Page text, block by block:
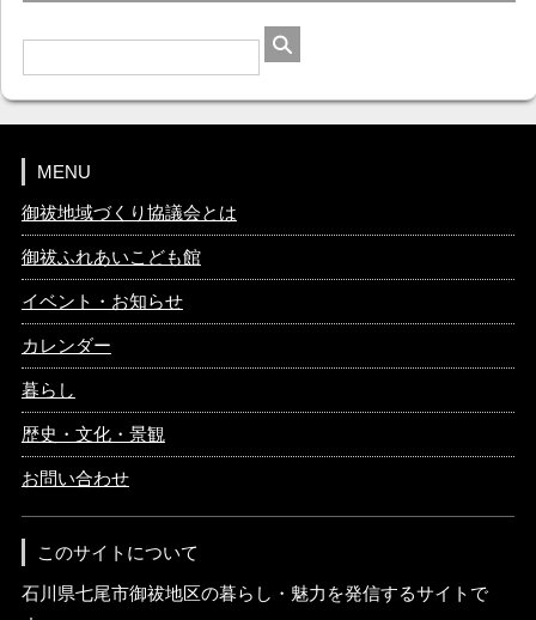
MENU
御祓地域づくり協議会とは
御祓ふれあいこども館
イベント・お知らせ
カレンダー
暮らし
歴史・文化・景観
お問い合わせ
このサイトについて
石川県七尾市御祓地区の暮らし・魅力を発信するサイトで